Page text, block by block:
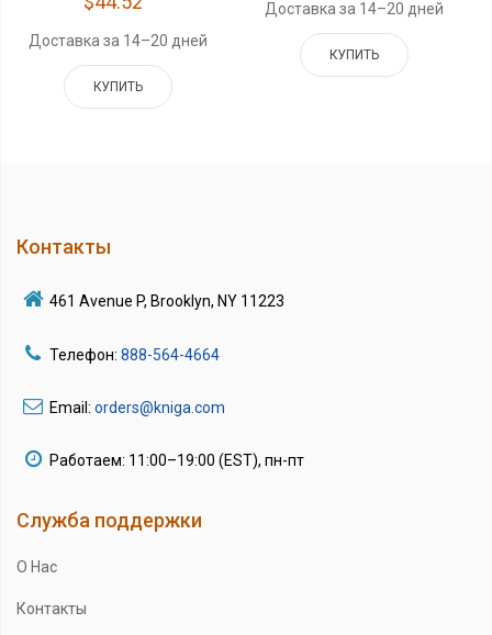
Доставка за 14–20 дней
КУПИТЬ
Доставка за 14–20 дней
КУПИТЬ
Контакты
461 Avenue P, Brooklyn, NY 11223
Телефон: 888-564-4664
Email: orders@kniga.com
Работаем: 11:00–19:00 (EST), пн-пт
Служба поддержки
О Нас
Контакты